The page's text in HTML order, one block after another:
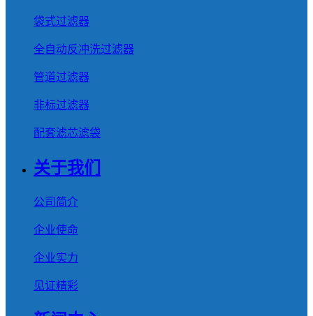
袋式过滤器
全自动反冲洗过滤器
管道过滤器
非标过滤器
配套滤芯滤袋
关于我们
公司简介
企业使命
企业实力
见证精彩